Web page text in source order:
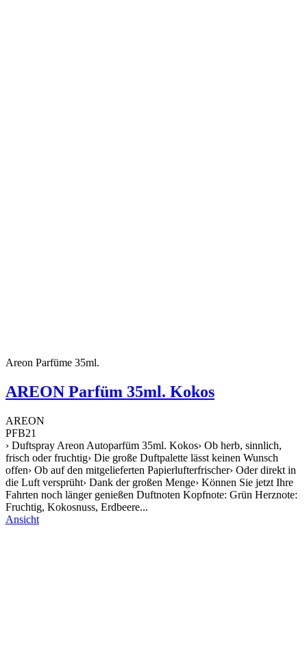
Areon Parfüme 35ml.
AREON Parfüm 35ml. Kokos
AREON
PFB21
› Duftspray Areon Autoparfüm 35ml. Kokos› Ob herb, sinnlich,
frisch oder fruchtig› Die große Duftpalette lässt keinen Wunsch
offen› Ob auf den mitgelieferten Papierlufterfrischer› Oder direkt in
die Luft versprüht› Dank der großen Menge› Können Sie jetzt Ihre
Fahrten noch länger genießen Duftnoten Kopfnote: Grün Herznote:
Fruchtig, Kokosnuss, Erdbeere...
Ansicht